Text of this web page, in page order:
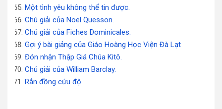
Một tình yêu không thể tin được.
Chú giải của Noel Quesson.
Chú giải của Fiches Dominicales.
Gợi ý bài giảng của Giáo Hoàng Học Viện Đà Lạt
Đón nhận Thập Giá Chúa Kitô.
Chú giải của William Barclay.
Rắn đồng cứu độ.